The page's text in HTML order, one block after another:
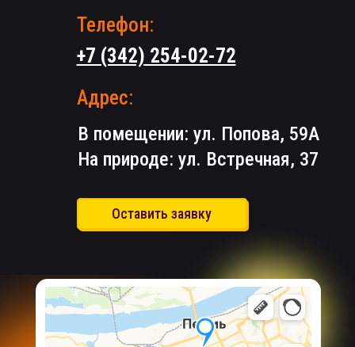
Оставить заявку
В помещении: ул. Попова, 59А
На природе: ул. Встречная, 37
Адрес:
+7 (342) 254-02-72
Телефон: